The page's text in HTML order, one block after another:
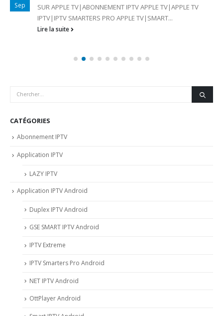
Sep
SUR APPLE TV|ABONNEMENT IPTV APPLE TV|APPLE TV
IPTV|IPTV SMARTERS PRO APPLE TV|SMART...
Lire la suite
CATÉGORIES
Abonnement IPTV
Application IPTV
LAZY IPTV
Application IPTV Android
Duplex IPTV Android
GSE SMART IPTV Android
IPTV Extreme
IPTV Smarters Pro Android
NET IPTV Android
OttPlayer Android